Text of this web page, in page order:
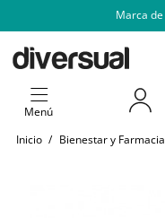
Marca de
Menú
Inicio / Bienestar y Farmacia